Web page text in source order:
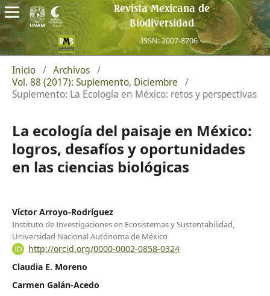
Revista Mexicana de
Biodiversidad
ISSN: 2007-8706
Inicio / Archivos /
Vol. 88 (2017): Suplemento, Diciembre
/
Suplemento: La Ecología en México: retos y perspectivas
La ecología del paisaje en México:
logros, desafíos y oportunidades
en las ciencias biológicas
Víctor Arroyo-Rodríguez
Instituto de Investigaciones en Ecosistemas y Sustentabilidad,
Universidad Nacional Autónoma de México
http://orcid.org/0000-0002-0858-0324
Claudia E. Moreno
Carmen Galán-Acedo